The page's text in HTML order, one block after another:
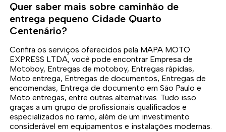
Quer saber mais sobre caminhão de
entrega pequeno Cidade Quarto
Centenário?
Confira os serviços oferecidos pela MAPA MOTO
EXPRESS LTDA, você pode encontrar Empresa de
Motoboy, Entregas de motoboy, Entregas rápidas,
Moto entrega, Entregas de documentos, Entregas de
encomendas, Entrega de documento em São Paulo e
Moto entregas, entre outras alternativas. Tudo isso
graças a um grupo de profissionais qualificados e
especializados no ramo, além de um investimento
considerável em equipamentos e instalações modernas.